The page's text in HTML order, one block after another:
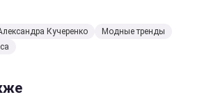
Кучеренко
Модные тренды